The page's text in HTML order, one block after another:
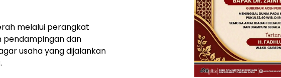
melalui perangkat
dan
usaha yang dijalankan